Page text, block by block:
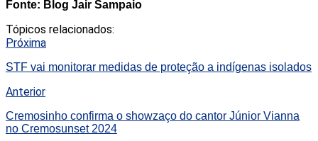
Fonte: Blog Jair Sampaio
Tópicos relacionados:
Próxima
STF vai monitorar medidas de proteção a indígenas isolados
Anterior
Cremosinho confirma o showzaço do cantor Júnior Vianna
no Cremosunset 2024